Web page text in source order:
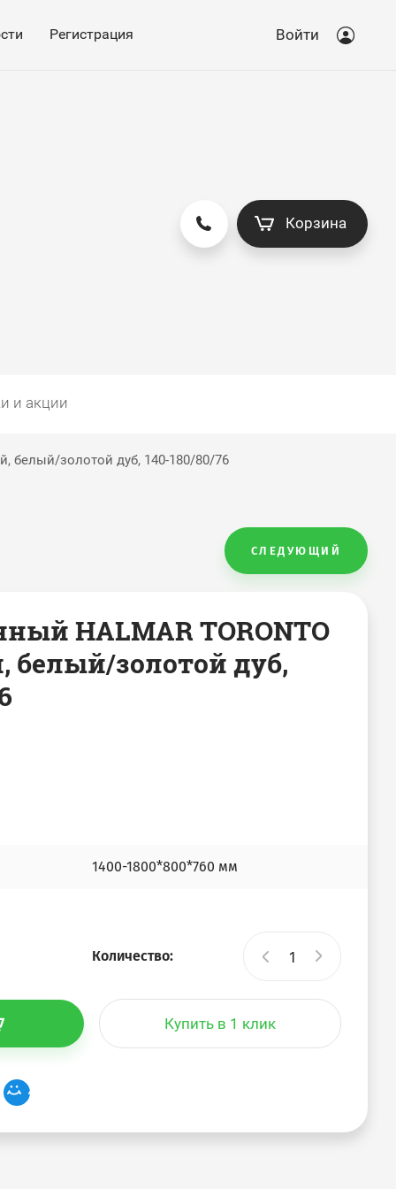
Регистрация Войти
Корзина
и акции
белый/золотой дуб, 140-180/80/76
СЛЕДУЮЩИЙ
HALMAR TORONTO
белый/золотой дуб,
1400-1800*800*760 мм
Количество:
Купить в 1 клик